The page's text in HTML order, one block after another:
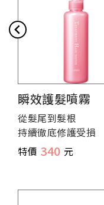
瞬效護髮噴霧
從髮尾到髮根
持續徹底修護受損
340